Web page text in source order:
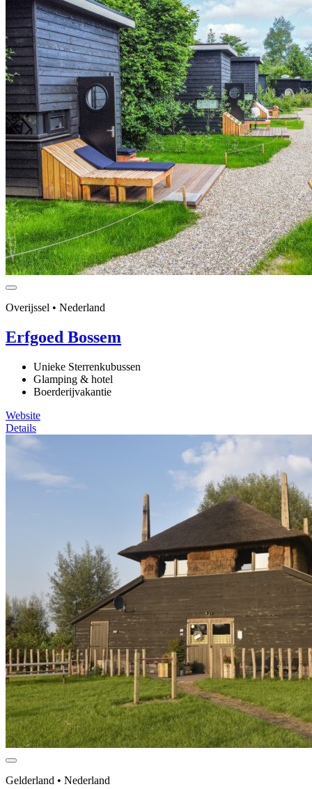
Overijssel • Nederland
Erfgoed Bossem
Unieke Sterrenkubussen
Glamping & hotel
Boerderijvakantie
Website
Details
Gelderland • Nederland